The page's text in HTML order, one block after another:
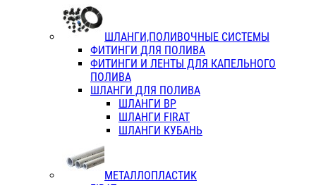
ШЛАНГИ,ПОЛИВОЧНЫЕ СИСТЕМЫ
ФИТИНГИ ДЛЯ ПОЛИВА
ФИТИНГИ И ЛЕНТЫ ДЛЯ КАПЕЛЬНОГО
ПОЛИВА
ШЛАНГИ ДЛЯ ПОЛИВА
ШЛАНГИ ВР
ШЛАНГИ FIRAT
ШЛАНГИ КУБАНЬ
МЕТАЛЛОПЛАСТИК